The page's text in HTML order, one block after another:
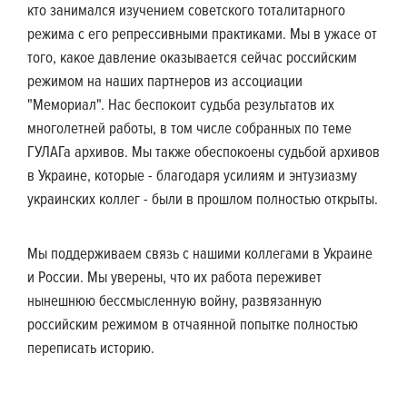
кто занимался изучением советского тоталитарного
режима с его репрессивными практиками. Мы в ужасе от
того, какое давление оказывается сейчас российским
режимом на наших партнеров из ассоциации
"Мемориал". Нас беспокоит судьба результатов их
многолетней работы, в том числе собранных по теме
ГУЛАГа архивов. Мы также обеспокоены судьбой архивов
в Украине, которые - благодаря усилиям и энтузиазму
украинских коллег - были в прошлом полностью открыты.
Мы поддерживаем связь с нашими коллегами в Украине
и России. Мы уверены, что их работа переживет
нынешнюю бессмысленную войну, развязанную
российским режимом в отчаянной попытке полностью
переписать историю.